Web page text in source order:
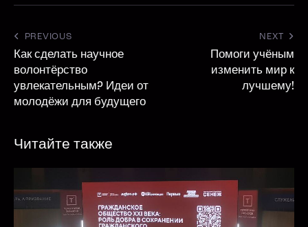
PREVIOUS
Как сделать научное
волонтёрство
увлекательным? Идеи от
молодёжи для будущего
NEXT
Помоги учёным
изменить мир к
лучшему!
Читайте также